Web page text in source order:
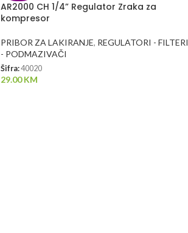
AR2000 CH 1/4” Regulator Zraka za
kompresor
PRIBOR ZA LAKIRANJE, REGULATORI - FILTERI
- PODMAZIVAČI
Šifra:40020
29.00KM